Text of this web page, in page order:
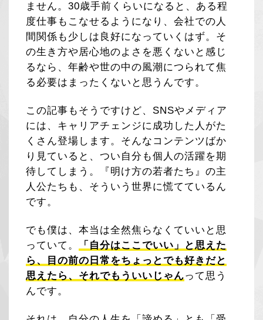
ません。30歳手前くらいになると、ある程
度仕事もこなせるようになり、会社での人
間関係も少しは良好になっていくはず。そ
の生き方や居心地のよさを悪くないと感じ
るなら、年齢や世の中の風潮につられて焦
る必要はまったくないと思うんです。
この記事もそうですけど、SNSやメディア
には、キャリアチェンジに成功した人がた
くさん登場します。そんなコンテンツばか
り見ていると、つい自分も個人の活躍を期
待してしまう。『明け方の若者たち』の主
人公たちも、そういう世界に慌てているん
です。
でも僕は、本当は全然焦らなくていいと思
っていて。
「自分はここでいい」と思えた
ら、目の前の日常をちょっとでも好きだと
思えたら、それでもういいじゃんって思う
んです。